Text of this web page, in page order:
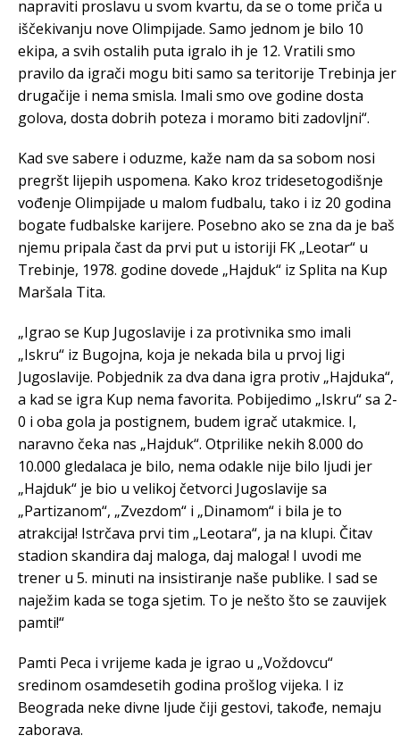
napraviti proslavu u svom kvartu, da se o tome priča u
iščekivanju nove Olimpijade. Samo jednom je bilo 10
ekipa, a svih ostalih puta igralo ih je 12. Vratili smo
pravilo da igrači mogu biti samo sa teritorije Trebinja jer
drugačije i nema smisla. Imali smo ove godine dosta
golova, dosta dobrih poteza i moramo biti zadovljni“.
Kad sve sabere i oduzme, kaže nam da sa sobom nosi
pregršt lijepih uspomena. Kako kroz tridesetogodišnje
vođenje Olimpijade u malom fudbalu, tako i iz 20 godina
bogate fudbalske karijere. Posebno ako se zna da je baš
njemu pripala čast da prvi put u istoriji FK „Leotar“ u
Trebinje, 1978. godine dovede „Hajduk“ iz Splita na Kup
Maršala Tita.
„Igrao se Kup Jugoslavije i za protivnika smo imali
„Iskru“ iz Bugojna, koja je nekada bila u prvoj ligi
Jugoslavije. Pobjednik za dva dana igra protiv „Hajduka“,
a kad se igra Kup nema favorita. Pobijedimo „Iskru“ sa 2-
0 i oba gola ja postignem, budem igrač utakmice. I,
naravno čeka nas „Hajduk“. Otprilike nekih 8.000 do
10.000 gledalaca je bilo, nema odakle nije bilo ljudi jer
„Hajduk“ je bio u velikoj četvorci Jugoslavije sa
„Partizanom“, „Zvezdom“ i „Dinamom“ i bila je to
atrakcija! Istrčava prvi tim „Leotara“, ja na klupi. Čitav
stadion skandira daj maloga, daj maloga! I uvodi me
trener u 5. minuti na insistiranje naše publike. I sad se
naježim kada se toga sjetim. To je nešto što se zauvijek
pamti!“
Pamti Peca i vrijeme kada je igrao u „Voždovcu“
sredinom osamdesetih godina prošlog vijeka. I iz
Beograda neke divne ljude čiji gestovi, takođe, nemaju
zaborava.